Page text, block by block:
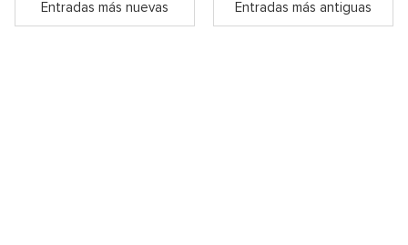
Entradas más nuevas Entradas más antiguas